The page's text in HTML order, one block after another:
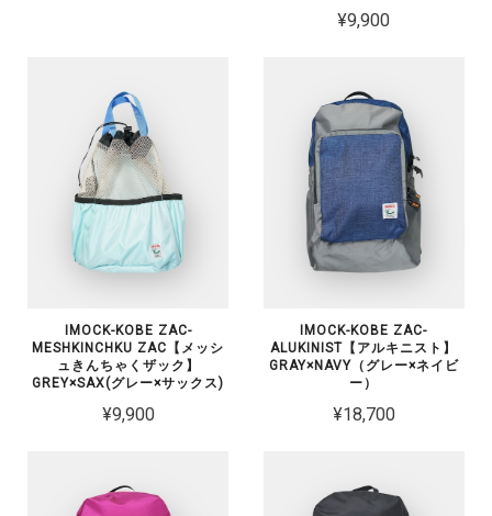
¥9,900
IMOCK-KOBE ZAC-
MESHKINCHKU ZAC【メッシ
ュきんちゃくザック】
GREY×SAX(グレー×サックス)
¥9,900
IMOCK-KOBE ZAC-
ALUKINIST【アルキニスト】
GRAY×NAVY（グレー×ネイビ
ー）
¥18,700